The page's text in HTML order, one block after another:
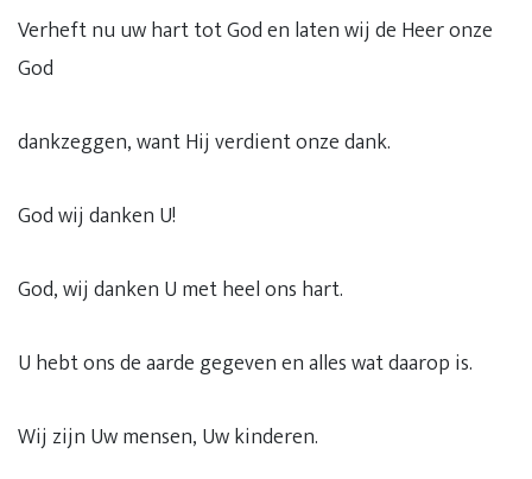
Verheft nu uw hart tot God en laten wij de Heer onze
God
dankzeggen, want Hij verdient onze dank.
God wij danken U!
God, wij danken U met heel ons hart.
U hebt ons de aarde gegeven en alles wat daarop is.
Wij zijn Uw mensen, Uw kinderen.